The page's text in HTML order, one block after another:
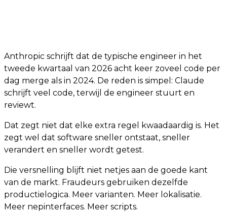
Anthropic schrijft dat de typische engineer in het
tweede kwartaal van 2026 acht keer zoveel code per
dag merge als in 2024. De reden is simpel: Claude
schrijft veel code, terwijl de engineer stuurt en
reviewt.
Dat zegt niet dat elke extra regel kwaadaardig is. Het
zegt wel dat software sneller ontstaat, sneller
verandert en sneller wordt getest.
Die versnelling blijft niet netjes aan de goede kant
van de markt. Fraudeurs gebruiken dezelfde
productielogica. Meer varianten. Meer lokalisatie.
Meer nepinterfaces. Meer scripts.